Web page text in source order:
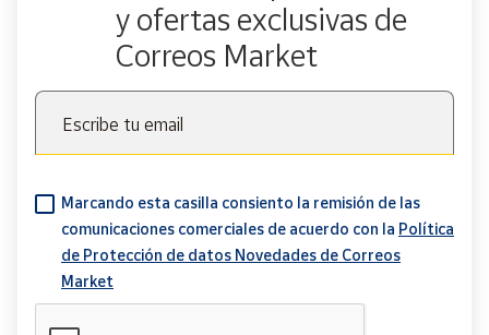
y ofertas exclusivas de
Correos Market
Escribe tu email
Marcando esta casilla consiento la remisión de las
comunicaciones comerciales de acuerdo con la Política
de Protección de datos Novedades de Correos
Market